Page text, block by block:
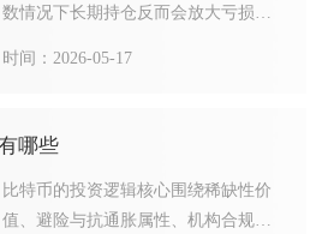
数情况下长期持仓反而会放大亏损风
时间：2026-05-17
哪些
比特币的投资逻辑核心围绕稀缺性价
值、避险与抗通胀属性、机构合规化